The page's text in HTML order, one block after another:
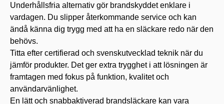
Underhållsfria alternativ gör brandskyddet enklare i
vardagen. Du slipper återkommande service och kan
ändå känna dig trygg med att ha en släckare redo när den
behövs.
Titta efter certifierad och svenskutvecklad teknik när du
jämför produkter. Det ger extra trygghet i att lösningen är
framtagen med fokus på funktion, kvalitet och
användarvänlighet.
En lätt och snabbaktiverad brandsläckare kan vara